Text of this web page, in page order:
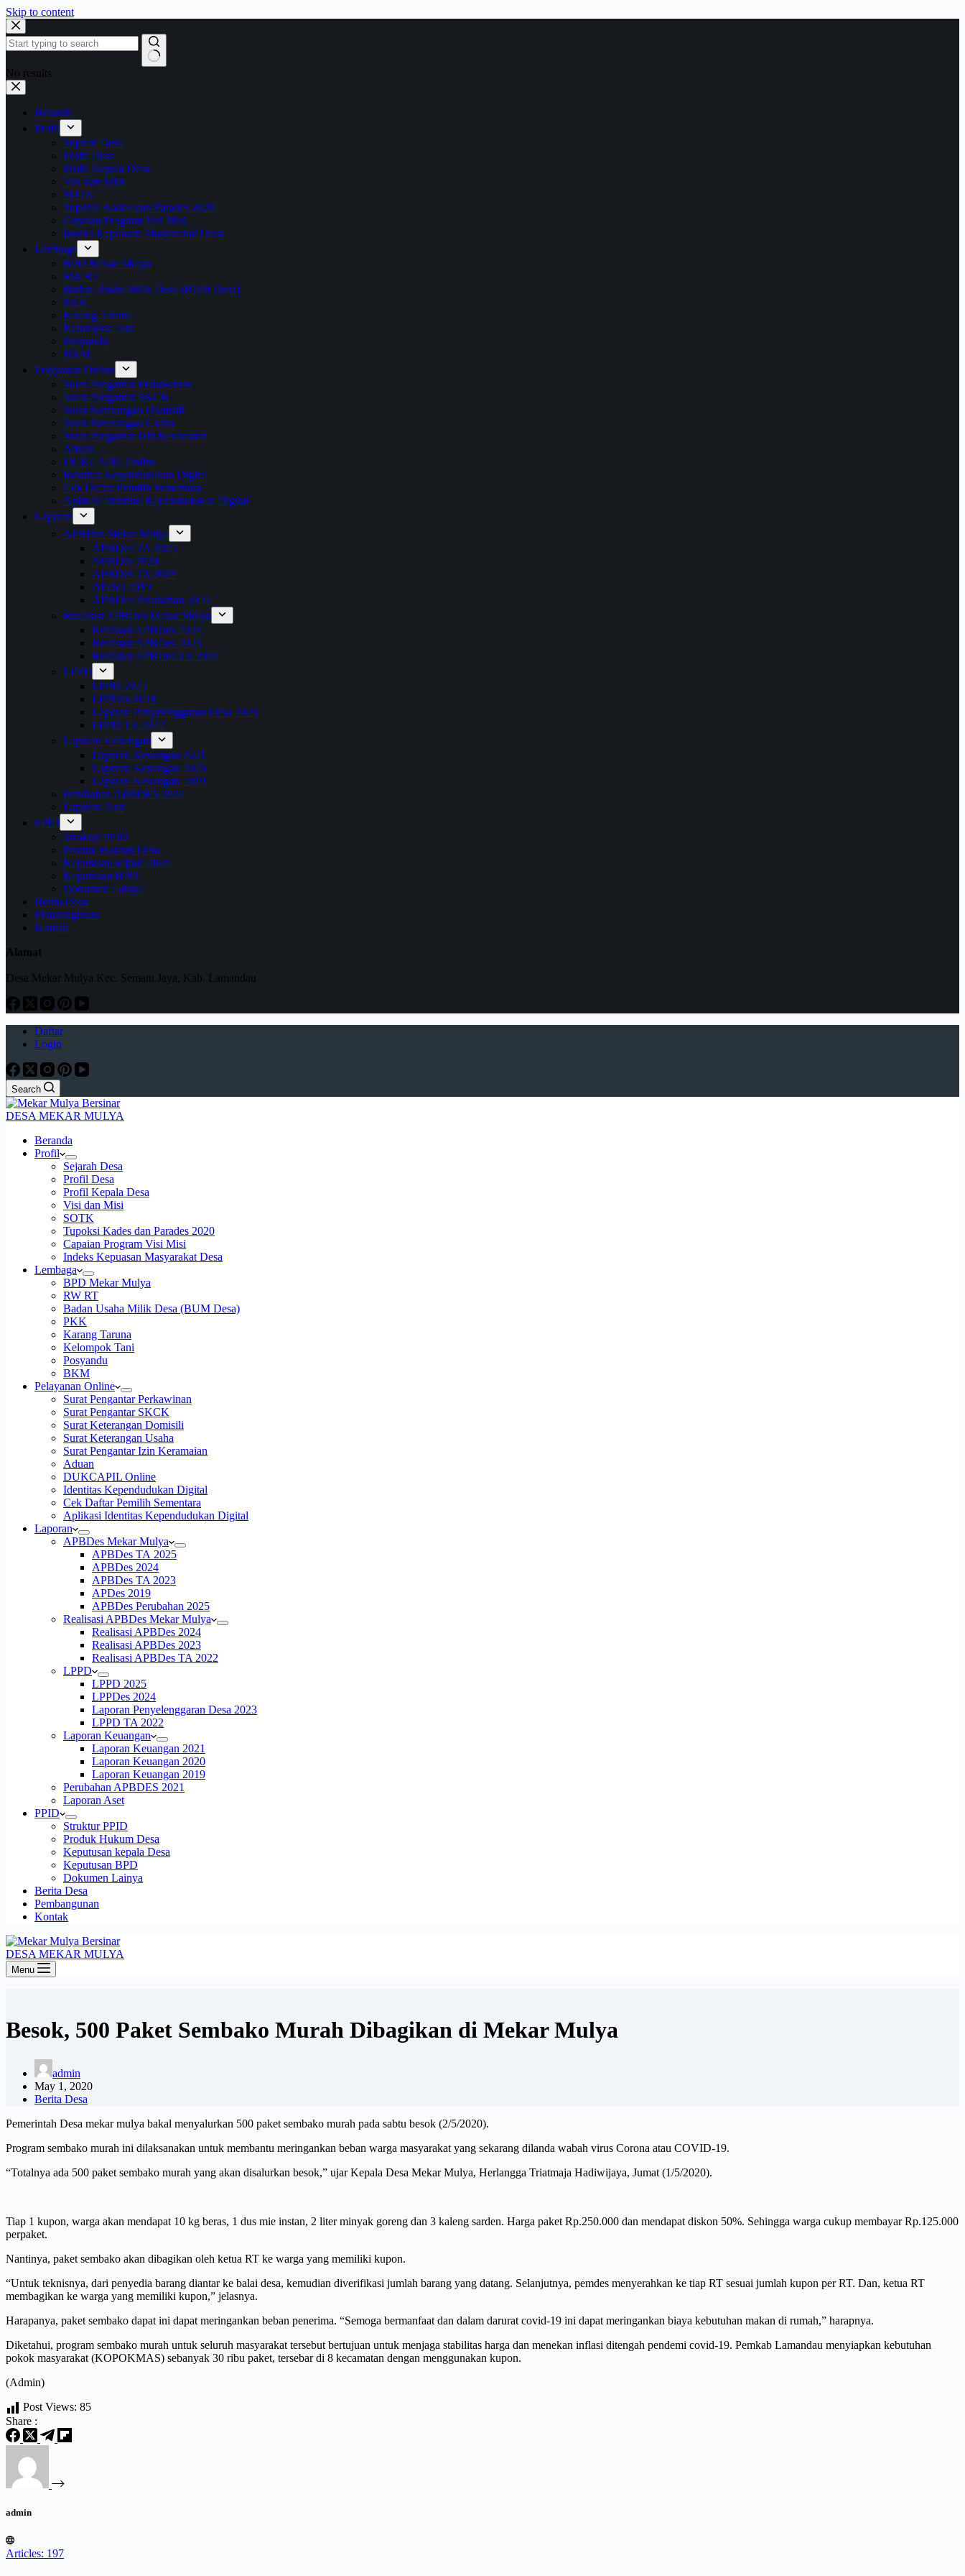
Skip to content
No results
Beranda
Profil
Sejarah Desa
Profil Desa
Profil Kepala Desa
Visi dan Misi
SOTK
Tupoksi Kades dan Parades 2020
Capaian Program Visi Misi
Indeks Kepuasan Masyarakat Desa
Lembaga
BPD Mekar Mulya
RW RT
Badan Usaha Milik Desa (BUM Desa)
PKK
Karang Taruna
Kelompok Tani
Posyandu
BKM
Pelayanan Online
Surat Pengantar Perkawinan
Surat Pengantar SKCK
Surat Keterangan Domisili
Surat Keterangan Usaha
Surat Pengantar Izin Keramaian
Aduan
DUKCAPIL Online
Identitas Kependudukan Digital
Cek Daftar Pemilih Sementara
Aplikasi Identitas Kependudukan Digital
Laporan
APBDes Mekar Mulya
APBDes TA 2025
APBDes 2024
APBDes TA 2023
APDes 2019
APBDes Perubahan 2025
Realisasi APBDes Mekar Mulya
Realisasi APBDes 2024
Realisasi APBDes 2023
Realisasi APBDes TA 2022
LPPD
LPPD 2025
LPPDes 2024
Laporan Penyelenggaran Desa 2023
LPPD TA 2022
Laporan Keuangan
Laporan Keuangan 2021
Laporan Keuangan 2020
Laporan Keuangan 2019
Perubahan APBDES 2021
Laporan Aset
PPID
Struktur PPID
Produk Hukum Desa
Keputusan kepala Desa
Keputusan BPD
Dokumen Lainya
Berita Desa
Pembangunan
Kontak
Alamat
Desa Mekar Mulya Kec. Sematu Jaya, Kab. Lamandau
Daftar
Login
Search
DESA MEKAR MULYA
Beranda
Profil
Sejarah Desa
Profil Desa
Profil Kepala Desa
Visi dan Misi
SOTK
Tupoksi Kades dan Parades 2020
Capaian Program Visi Misi
Indeks Kepuasan Masyarakat Desa
Lembaga
BPD Mekar Mulya
RW RT
Badan Usaha Milik Desa (BUM Desa)
PKK
Karang Taruna
Kelompok Tani
Posyandu
BKM
Pelayanan Online
Surat Pengantar Perkawinan
Surat Pengantar SKCK
Surat Keterangan Domisili
Surat Keterangan Usaha
Surat Pengantar Izin Keramaian
Aduan
DUKCAPIL Online
Identitas Kependudukan Digital
Cek Daftar Pemilih Sementara
Aplikasi Identitas Kependudukan Digital
Laporan
APBDes Mekar Mulya
APBDes TA 2025
APBDes 2024
APBDes TA 2023
APDes 2019
APBDes Perubahan 2025
Realisasi APBDes Mekar Mulya
Realisasi APBDes 2024
Realisasi APBDes 2023
Realisasi APBDes TA 2022
LPPD
LPPD 2025
LPPDes 2024
Laporan Penyelenggaran Desa 2023
LPPD TA 2022
Laporan Keuangan
Laporan Keuangan 2021
Laporan Keuangan 2020
Laporan Keuangan 2019
Perubahan APBDES 2021
Laporan Aset
PPID
Struktur PPID
Produk Hukum Desa
Keputusan kepala Desa
Keputusan BPD
Dokumen Lainya
Berita Desa
Pembangunan
Kontak
DESA MEKAR MULYA
Menu
Besok, 500 Paket Sembako Murah Dibagikan di Mekar Mulya
admin
May 1, 2020
Berita Desa
Pemerintah Desa mekar mulya bakal menyalurkan 500 paket sembako murah pada sabtu besok (2/5/2020).
Program sembako murah ini dilaksanakan untuk membantu meringankan beban warga masyarakat yang sekarang dilanda wabah virus Corona atau COVID-19.
“Totalnya ada 500 paket sembako murah yang akan disalurkan besok,” ujar Kepala Desa Mekar Mulya, Herlangga Triatmaja Hadiwijaya, Jumat (1/5/2020).
Tiap 1 kupon, warga akan mendapat 10 kg beras, 1 dus mie instan, 2 liter minyak goreng dan 3 kaleng sarden. Harga paket Rp.250.000 dan mendapat diskon 50%. Sehingga warga cukup membayar Rp.125.000
perpaket.
Nantinya, paket sembako akan dibagikan oleh ketua RT ke warga yang memiliki kupon.
“Untuk teknisnya, dari penyedia barang diantar ke balai desa, kemudian diverifikasi jumlah barang yang datang. Selanjutnya, pemdes menyerahkan ke tiap RT sesuai jumlah kupon per RT. Dan, ketua RT
membagikan ke warga yang memiliki kupon,” jelasnya.
Harapanya, paket sembako dapat ini dapat meringankan beban penerima. “Semoga bermanfaat dan dalam darurat covid-19 ini dapat meringankan biaya kebutuhan makan di rumah,” harapnya.
Diketahui, program sembako murah untuk seluruh masyarakat tersebut bertujuan untuk menjaga stabilitas harga dan menekan inflasi ditengah pendemi covid-19. Pemkab Lamandau menyiapkan kebutuhan
pokok masyarakat (KOPOKMAS) sebanyak 30 ribu paket, tersebar di 8 kecamatan dengan menggunakan kupon.
(Admin)
Post Views: 85
Share :
admin
Articles: 197